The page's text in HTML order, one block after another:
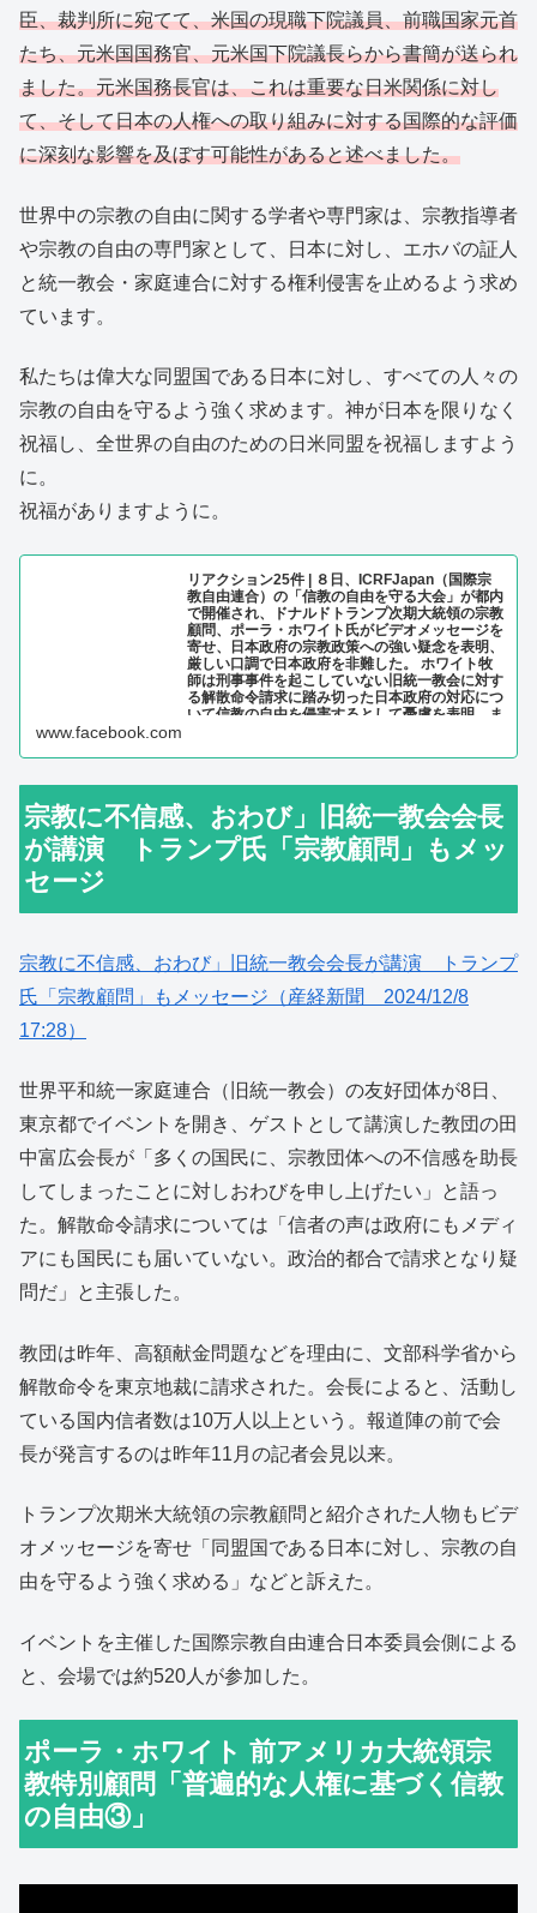
臣、裁判所に宛てて、米国の現職下院議員、前職国家元首
たち、元米国国務官、元米国下院議長らから書簡が送られ
ました。元米国務長官は、これは重要な日米関係に対し
て、そして日本の人権への取り組みに対する国際的な評価
に深刻な影響を及ぼす可能性があると述べました。
世界中の宗教の自由に関する学者や専門家は、宗教指導者
や宗教の自由の専門家として、日本に対し、エホバの証人
と統一教会・家庭連合に対する権利侵害を止めるよう求め
ています。
私たちは偉大な同盟国である日本に対し、すべての人々の
宗教の自由を守るよう強く求めます。神が日本を限りなく
祝福し、全世界の自由のための日米同盟を祝福しますよう
に。
祝福がありますように。
リアクション25件 | ８日、ICRFJapan（国際宗
教自由連合）の「信教の自由を守る大会」が都内
で開催され、ドナルドトランプ次期大統領の宗教
顧問、ポーラ・ホワイト氏がビデオメッセージを
寄せ、日本政府の宗教政策への強い疑念を表明、
厳しい口調で日本政府を非難した。 ホワイト牧
師は刑事事件を起こしていない旧統一教会に対す
る解散命令請求に踏み切った日本政府の対応につ
いて信教の自由を侵害するとして憂慮を表明。ま
■■■■■■■■■■■■■■■■■■■■■■ 尊敬する指導者の皆
様。私はポーラ・ホワイトです。全米信仰諮問委
領の宗教顧問です。本日は国際宗教自由連合の会
合で皆様にお話しできることを光栄に思います。
日本国の指導者ならびに国民の皆様にご挨拶を申
し上げます。そして、平和のための日米同盟に対
で、非常に親密で、最も重要な同盟国です。ご存
４年１１月５日に２期目の当選を果たしました。
彼は宗教の自由の非常に強力な支持者であり、あ
らゆる信仰とあらゆる人々の宗教の自由に対す
る、揺るぎない支持を強めていくでしょう。トラ
となるものです。日本は米国の偉大な同盟国であ
り、我々は日本を非常に高く評価しています。し
かし現在、日本は国連の人権宣言の署名国として
の、宗教の自由に関する公約を守っていないと考
える世界中の著名な指導者たちから、懸念の声が
上がっています。 米国国務省の国際信仰の自由
室は、２０２２年と２３年の報告書の中で、日本
が世界の著名なリーダーであり偉大な自由民主主
義国であるにもかかわらず、現在宗教の自由を侵
害しているという深刻な疑問を示しました。米国
国務省の特使を務めるラシャド・フセイン大使
と、国際信仰の自由室は、この２０２２年および
ています。この報告書では、安倍元首相の暗殺以
降、日本統一教会が日本における不寛容、差別、
迫害のキャンペーンの犠牲者になっていると述べ
ています。同教会は、メディアによる否定的な注
目の結果、信者が攻撃、暴行、殺害予告を受けた
と述べました。 ２０２３年の報告書は、統一教
会が刑法に違反していないにもかかわらず、日本
月３０日、国連は宗教の自由ならびに人権に関す
る報告者を通じて国連勧告を発行し、日本が署名
している国連の人権宣言ならびに市民的および政
治的権利に関する国際規約の遵守に関する疑問を
呈しました。 国連の勧告によれば、日本政府の
ガイドラインは、子供に教会に行くよう強く勧め
信者に対する暴力や身体的攻撃、家庭連合や他の
宗教に対する迫害の直接的な原因となっていると
述べています。 宗教の自由に関する国連報告者
は、マイノリティ宗教に対する宗教の自由の侵害
日本政府に公式に要請しました。しかし、日本国
は彼女の要請を受け入れませんでした。 このこ
とは、日本における宗教の自由について世界中で
深刻な懸念を引き起こしています。私たち米国人
は、メディア、政府、法務省の一部が情報を秘匿
して、そして日本の人権への取り組みに対する国
www.facebook.com
宗教に不信感、おわび」旧統一教会会長
が講演 トランプ氏「宗教顧問」もメッ
セージ
宗教に不信感、おわび」旧統一教会会長が講演 トランプ
氏「宗教顧問」もメッセージ（産経新聞 2024/12/8
17:28）
世界平和統一家庭連合（旧統一教会）の友好団体が8日、
東京都でイベントを開き、ゲストとして講演した教団の田
中富広会長が「多くの国民に、宗教団体への不信感を助長
してしまったことに対しおわびを申し上げたい」と語っ
た。解散命令請求については「信者の声は政府にもメディ
アにも国民にも届いていない。政治的都合で請求となり疑
問だ」と主張した。
教団は昨年、高額献金問題などを理由に、文部科学省から
解散命令を東京地裁に請求された。会長によると、活動し
ている国内信者数は10万人以上という。報道陣の前で会
長が発言するのは昨年11月の記者会見以来。
トランプ次期米大統領の宗教顧問と紹介された人物もビデ
オメッセージを寄せ「同盟国である日本に対し、宗教の自
由を守るよう強く求める」などと訴えた。
イベントを主催した国際宗教自由連合日本委員会側による
と、会場では約520人が参加した。
ポーラ・ホワイト 前アメリカ大統領宗
教特別顧問「普遍的な人権に基づく信教
の自由③」